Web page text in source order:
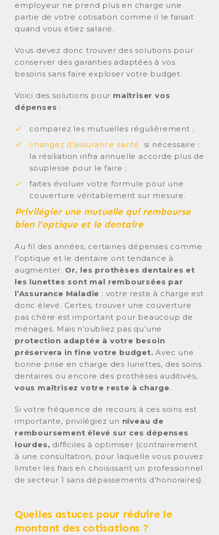
employeur ne prend plus en charge une
partie de votre cotisation comme il le faisait
quand vous étiez salarié.
Vous devez donc trouver des solutions pour
conserver des garanties adaptées à vos
besoins sans faire exploser votre budget.
Voici des solutions pour maîtriser vos
dépenses :
comparez les mutuelles régulièrement ;
changez d’assurance santé
si nécessaire :
la résiliation infra annuelle accorde plus de
souplesse pour le faire ;
faites évoluer votre formule pour une
couverture véritablement sur mesure.
Privilégier une mutuelle qui rembourse
bien l’optique et le dentaire
Au fil des années, certaines dépenses comme
l’optique et le dentaire ont tendance à
augmenter. Or, les prothèses dentaires et
les lunettes sont mal remboursées par
l’Assurance Maladie : votre reste à charge est
donc élevé. Certes, trouver une couverture
pas chère est important pour beaucoup de
ménages. Mais n’oubliez pas qu’une
protection adaptée à votre besoin
préservera in fine votre budget. Avec une
bonne prise en charge des lunettes, des soins
dentaires ou encore des prothèses auditives,
vous maîtrisez votre reste à charge.
Si votre fréquence de recours à ces soins est
importante, privilégiez un niveau de
remboursement élevé sur ces dépenses
lourdes, difficiles à optimiser (contrairement
à une consultation, pour laquelle vous pouvez
limiter les frais en choisissant un professionnel
de secteur 1 sans dépassements d’honoraires).
Quelles astuces pour réduire le
montant des cotisations ?